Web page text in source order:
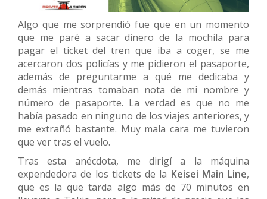
Algo que me sorprendió fue que en un momento
que me paré a sacar dinero de la mochila para
pagar el ticket del tren que iba a coger, se me
acercaron dos policías y me pidieron el pasaporte,
además de preguntarme a qué me dedicaba y
demás mientras tomaban nota de mi nombre y
número de pasaporte. La verdad es que no me
había pasado en ninguno de los viajes anteriores, y
me extrañó bastante. Muy mala cara me tuvieron
que ver tras el vuelo.
Tras esta anécdota, me dirigí a la máquina
expendedora de los tickets de la Keisei Main Line,
que es la que tarda algo más de 70 minutos en